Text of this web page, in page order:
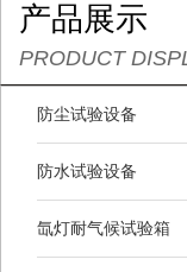
产品展示
PRODUCT
防尘试验设备
防水试验设备
氙灯耐气候试验箱